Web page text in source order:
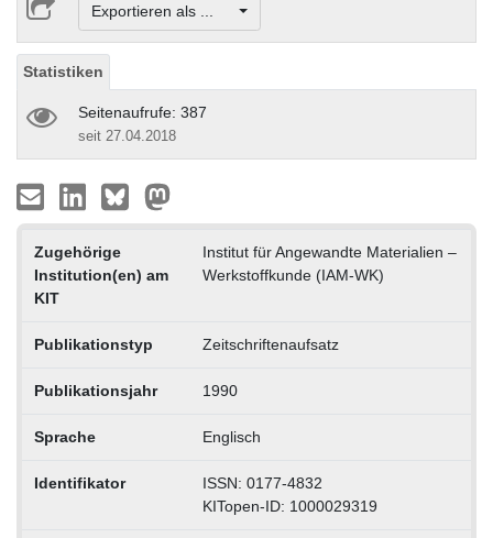
Exportieren als ...
Statistiken
Seitenaufrufe: 387
seit 27.04.2018
Zugehörige
Institution(en) am
KIT
Institut für Angewandte Materialien –
Werkstoffkunde (IAM-WK)
Publikationstyp Zeitschriftenaufsatz
Publikationsjahr 1990
Sprache Englisch
Identifikator
ISSN: 0177-4832
KITopen-ID: 1000029319